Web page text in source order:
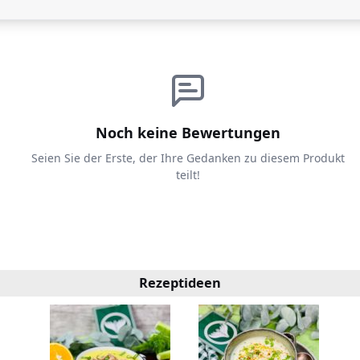
Noch keine Bewertungen
Seien Sie der Erste, der Ihre Gedanken zu diesem Produkt
teilt!
Rezeptideen